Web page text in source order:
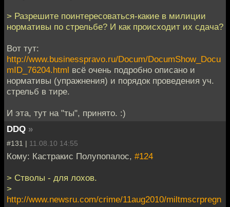
> Разрешите поинтересоваться-какие в милиции
нормативы по стрельбе? И как происходит их сдача?
Вот тут:
http://www.businesspravo.ru/Docum/DocumShow_Docu
mID_76204.html всё очень подробно описано и
нормативы (упражнения) и порядок проведения уч.
стрельб в тире.
И эта, тут на "ты", принято. :)
DDQ »
#131 | 11.08.10 14:55
Кому: Кастракис Полупопалос, #124
> Стволы - для лохов.
>
http://www.newsru.com/crime/11aug2010/miltmscrpregn